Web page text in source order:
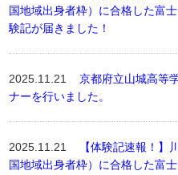
国地域出身者枠）に合格した富
験記が届きました！
2025.11.21京都府立山城高等
ナーを行いました。
2025.11.21
【体験記速報！】
国地域出身者枠）に合格した富